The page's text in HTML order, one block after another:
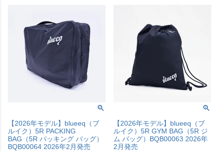
【2026年モデル】blueeq（ブ
ルイク）5R PACKING
BAG（5R パッキング バッグ）
BQB00064 2026年2月発売
【2026年モデル】blueeq（ブ
ルイク）5R GYM BAG（5R ジ
ム バッグ）BQB00063 2026年
2月発売